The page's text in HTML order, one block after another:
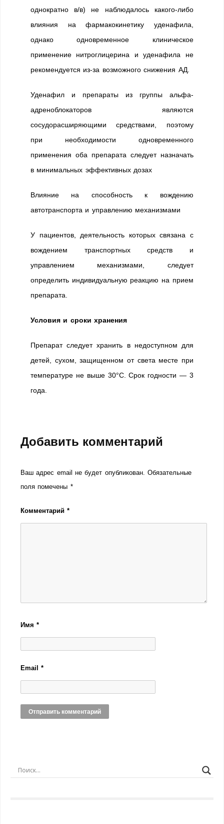
однократно в/в) не наблюдалось какого-либо
влияния на фармакокинетику уденафила,
однако одновременное клиническое
применение нитроглицерина и уденафила не
рекомендуется из-за возможного снижения АД.
Уденафил и препараты из группы альфа-
адреноблокаторов являются
сосудорасширяющими средствами, поэтому
при необходимости одновременного
применения оба препарата следует назначать
в минимальных эффективных дозах
Влияние на способность к вождению
автотранспорта и управлению механизмами
У пациентов, деятельность которых связана с
вождением транспортных средств и
управлением механизмами, следует
определить индивидуальную реакцию на прием
препарата.
Условия и сроки хранения
Препарат следует хранить в недоступном для
детей, сухом, защищенном от света месте при
температуре не выше 30°C. Срок годности — 3
года.
Добавить комментарий
Ваш адрес email не будет опубликован. Обязательные
поля помечены *
Комментарий*
Имя*
Email*